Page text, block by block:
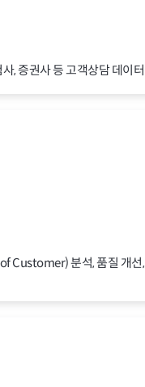
, 증권사 등 고객상담 데이
Customer) 분석, 품질 개선